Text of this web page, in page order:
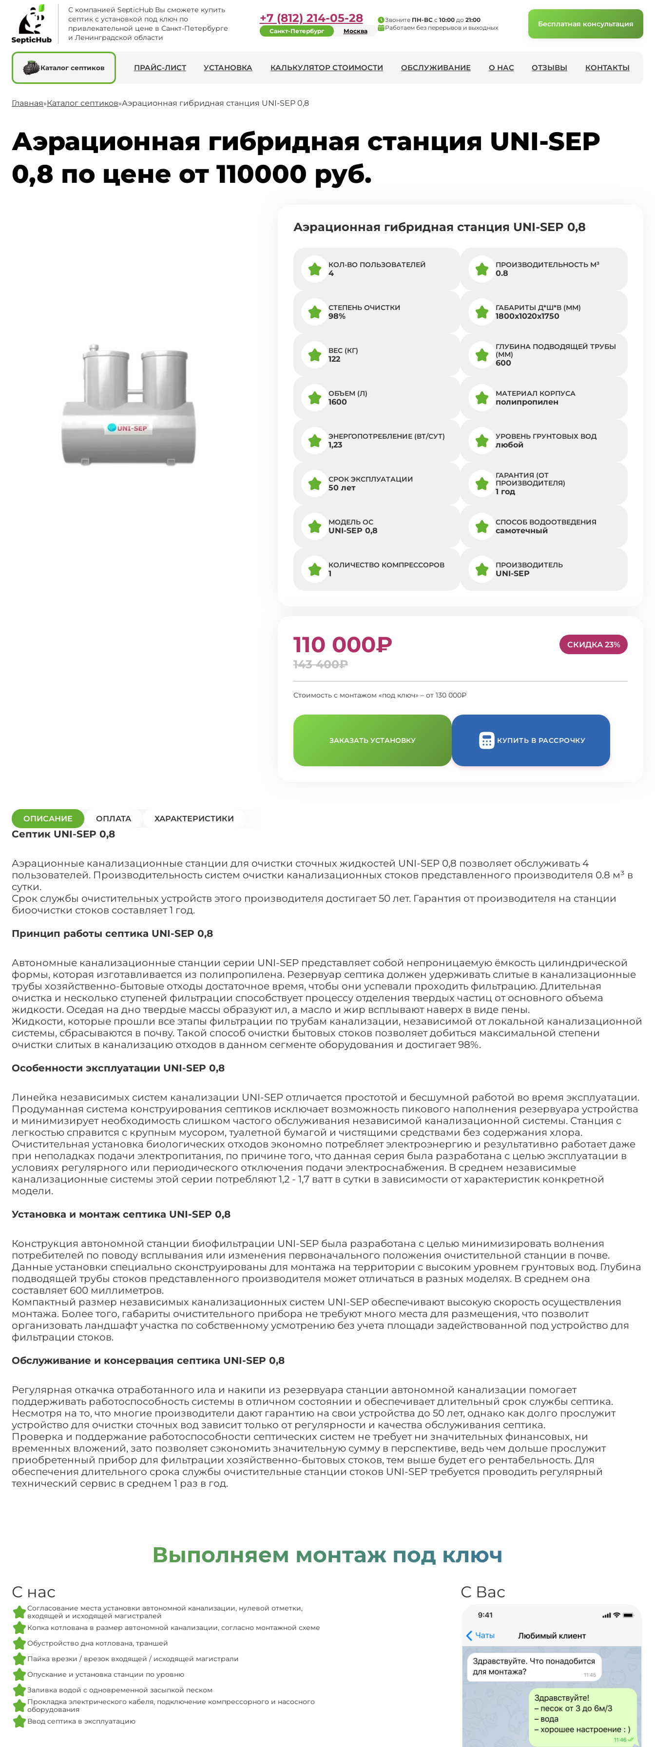
С компанией SepticHub Вы сможете купить
септик с установкой под ключ по
привлекательной цене в Санкт-Петербурге
и Ленинградской области
+7 (812) 214-05-28
Санкт-Петербург Москва
Звоните ПН-ВСс 10:00до 21:00
Работаем без перерывов и выходных
Бесплатная консультация
Каталог септиков ПРАЙС-ЛИСТ УСТАНОВКА КАЛЬКУЛЯТОР СТОИМОСТИ ОБСЛУЖИВАНИЕ О НАС ОТЗЫВЫ КОНТАКТЫ
Главная»Каталог септиков»Аэрационная гибридная станция UNI-SEP 0,8
Аэрационная гибридная станция UNI-SEP
0,8 по цене от 110000 руб.
Аэрационная гибридная станция UNI-SEP 0,8
КОЛ-ВО ПОЛЬЗОВАТЕЛЕЙ
4
ПРОИЗВОДИТЕЛЬНОСТЬ M³
0.8
СТЕПЕНЬ ОЧИСТКИ
98%
ГАБАРИТЫ Д*Ш*В (ММ)
1800х1020х1750
ВЕС (КГ)
122
ГЛУБИНА ПОДВОДЯЩЕЙ ТРУБЫ
(ММ)
600
ОБЪЕМ (Л)
1600
МАТЕРИАЛ КОРПУСА
полипропилен
ЭНЕРГОПОТРЕБЛЕНИЕ (ВТ/СУТ)
1,23
УРОВЕНЬ ГРУНТОВЫХ ВОД
любой
СРОК ЭКСПЛУАТАЦИИ
50 лет
ГАРАНТИЯ (ОТ
ПРОИЗВОДИТЕЛЯ)
1 год
МОДЕЛЬ ОС
UNI-SEP 0,8
СПОСОБ ВОДООТВЕДЕНИЯ
самотечный
КОЛИЧЕСТВО КОМПРЕССОРОВ
1
ПРОИЗВОДИТЕЛЬ
UNI-SEP
110 000₽
143 400₽
СКИДКА 23%
Стоимость с монтажом «под ключ» – от 130 000₽
ЗАКАЗАТЬ УСТАНОВКУ КУПИТЬ В РАССРОЧКУ
ОПИСАНИЕ ОПЛАТА ХАРАКТЕРИСТИКИ
Септик UNI-SEP 0,8
Аэрационные канализационные станции для очистки сточных жидкостей UNI-SEP 0,8 позволяет обслуживать 4
пользователей. Производительность систем очистки канализационных стоков представленного производителя 0.8 м³ в
сутки.
Срок службы очистительных устройств этого производителя достигает 50 лет. Гарантия от производителя на станции
биоочистки стоков составляет 1 год.
Принцип работы септика UNI-SEP 0,8
Автономные канализационные станции серии UNI-SEP представляет собой непроницаемую ёмкость цилиндрической
формы, которая изготавливается из полипропилена. Резервуар септика должен удерживать слитые в канализационные
трубы хозяйственно-бытовые отходы достаточное время, чтобы они успевали проходить фильтрацию. Длительная
очистка и несколько ступеней фильтрации способствует процессу отделения твердых частиц от основного объема
жидкости. Оседая на дно твердые массы образуют ил, а масло и жир всплывают наверх в виде пены.
Жидкости, которые прошли все этапы фильтрации по трубам канализации, независимой от локальной канализационной
системы, сбрасываются в почву. Такой способ очистки бытовых стоков позволяет добиться максимальной степени
очистки слитых в канализацию отходов в данном сегменте оборудования и достигает 98%.
Особенности эксплуатации UNI-SEP 0,8
Линейка независимых систем канализации UNI-SEP отличается простотой и бесшумной работой во время эксплуатации.
Продуманная система конструирования септиков исключает возможность пикового наполнения резервуара устройства
и минимизирует необходимость слишком частого обслуживания независимой канализационной системы. Станция с
легкостью справится с крупным мусором, туалетной бумагой и чистящими средствами без содержания хлора.
Очистительная установка биологических отходов экономно потребляет электроэнергию и результативно работает даже
при неполадках подачи электропитания, по причине того, что данная серия была разработана с целью эксплуатации в
условиях регулярного или периодического отключения подачи электроснабжения. В среднем независимые
канализационные системы этой серии потребляют 1,2 - 1,7 ватт в сутки в зависимости от характеристик конкретной
модели.
Установка и монтаж септика UNI-SEP 0,8
Конструкция автономной станции биофильтрации UNI-SEP была разработана с целью минимизировать волнения
потребителей по поводу всплывания или изменения первоначального положения очистительной станции в почве.
Данные установки специально сконструированы для монтажа на территории с высоким уровнем грунтовых вод. Глубина
подводящей трубы стоков представленного производителя может отличаться в разных моделях. В среднем она
составляет 600 миллиметров.
Компактный размер независимых канализационных систем UNI-SEP обеспечивают высокую скорость осуществления
монтажа. Более того, габариты очистительного прибора не требуют много места для размещения, что позволит
организовать ландшафт участка по собственному усмотрению без учета площади задействованной под устройство для
фильтрации стоков.
Обслуживание и консервация септика UNI-SEP 0,8
Регулярная откачка отработанного ила и накипи из резервуара станции автономной канализации помогает
поддерживать работоспособность системы в отличном состоянии и обеспечивает длительный срок службы септика.
Несмотря на то, что многие производители дают гарантию на свои устройства до 50 лет, однако как долго прослужит
устройство для очистки сточных вод зависит только от регулярности и качества обслуживания септика.
Проверка и поддержание работоспособности септических систем не требует ни значительных финансовых, ни
временных вложений, зато позволяет сэкономить значительную сумму в перспективе, ведь чем дольше прослужит
приобретенный прибор для фильтрации хозяйственно-бытовых стоков, тем выше будет его рентабельность. Для
обеспечения длительного срока службы очистительные станции стоков UNI-SEP требуется проводить регулярный
технический сервис в среднем 1 раз в год.
Выполняем монтаж под ключ
С нас
Согласование места установки автономной канализации, нулевой отметки,
входящей и исходящей магистралей
Копка котлована в размер автономной канализации, согласно монтажной схеме
Обустройство дна котлована, траншей
Пайка врезки / врезок входящей / исходящей магистрали
Опускание и установка станции по уровню
Заливка водой с одновременной засыпкой песком
Прокладка электрического кабеля, подключение компрессорного и насосного
оборудования
Ввод септика в эксплуатацию
С Вас